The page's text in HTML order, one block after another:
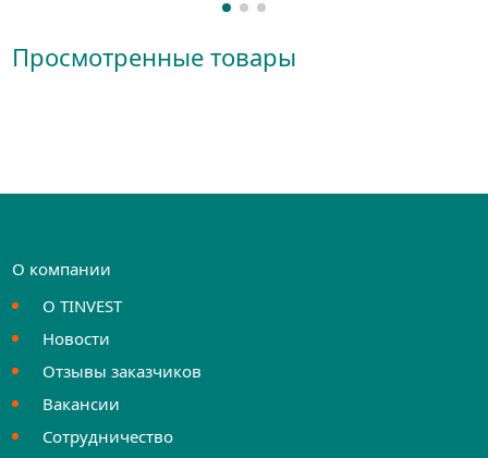
Просмотренные товары
О компании
О TINVEST
Новости
Отзывы заказчиков
Вакансии
Сотрудничество